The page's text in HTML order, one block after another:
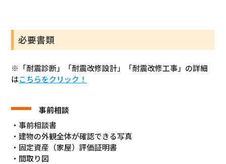
必要書類
※「耐震診断」「耐震改修設計」「耐震改修工事」の詳細
はこちらをクリック！
事前相談
・事前相談書
・建物の外観全体が確認できる写真
・固定資産（家屋）評価証明書
・間取り図